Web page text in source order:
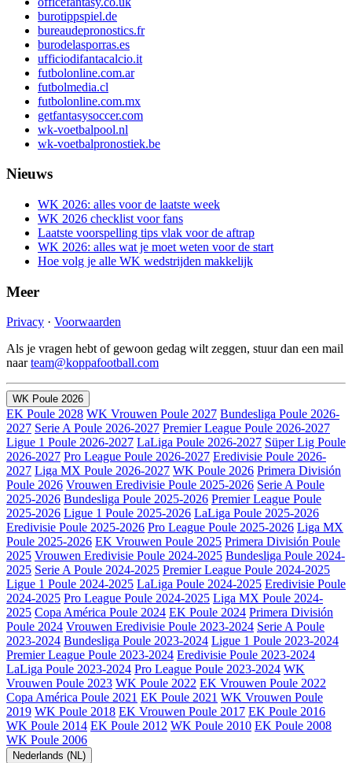
burotippspiel.de
bureaudepronostics.fr
burodelasporras.es
ufficiodifantacalcio.it
futbolonline.com.ar
futbolmedia.cl
futbolonline.com.mx
getfantasysoccer.com
wk-voetbalpool.nl
wk-voetbalpronostiek.be
Nieuws
WK 2026: alles voor de laatste week
WK 2026 checklist voor fans
Laatste voorspelling tips vlak voor de aftrap
WK 2026: alles wat je moet weten voor de start
Hoe volg je alle WK wedstrijden makkelijk
Meer
Privacy · Voorwaarden
Als je vragen hebt of gewoon gedag wilt zeggen, stuur dan een mail
naarteam@koppafootball.com
WK Poule 2026
EK Poule 2028 WK Vrouwen Poule 2027 Bundesliga Poule 2026-
2027 Serie A Poule 2026-2027 Premier League Poule 2026-2027
Ligue 1 Poule 2026-2027 LaLiga Poule 2026-2027 Süper Lig Poule
2026-2027 Pro League Poule 2026-2027 Eredivisie Poule 2026-
2027 Liga MX Poule 2026-2027 WK Poule 2026 Primera División
Poule 2026 Vrouwen Eredivisie Poule 2025-2026 Serie A Poule
2025-2026 Bundesliga Poule 2025-2026 Premier League Poule
2025-2026 Ligue 1 Poule 2025-2026 LaLiga Poule 2025-2026
Eredivisie Poule 2025-2026 Pro League Poule 2025-2026 Liga MX
Poule 2025-2026 EK Vrouwen Poule 2025 Primera División Poule
2025 Vrouwen Eredivisie Poule 2024-2025 Bundesliga Poule 2024-
2025 Serie A Poule 2024-2025 Premier League Poule 2024-2025
Ligue 1 Poule 2024-2025 LaLiga Poule 2024-2025 Eredivisie Poule
2024-2025 Pro League Poule 2024-2025 Liga MX Poule 2024-
2025 Copa América Poule 2024 EK Poule 2024 Primera División
Poule 2024 Vrouwen Eredivisie Poule 2023-2024 Serie A Poule
2023-2024 Bundesliga Poule 2023-2024 Ligue 1 Poule 2023-2024
Premier League Poule 2023-2024 Eredivisie Poule 2023-2024
LaLiga Poule 2023-2024 Pro League Poule 2023-2024 WK
Vrouwen Poule 2023 WK Poule 2022 EK Vrouwen Poule 2022
Copa América Poule 2021 EK Poule 2021 WK Vrouwen Poule
2019 WK Poule 2018 EK Vrouwen Poule 2017 EK Poule 2016
WK Poule 2014 EK Poule 2012 WK Poule 2010 EK Poule 2008
WK Poule 2006
Nederlands (NL)